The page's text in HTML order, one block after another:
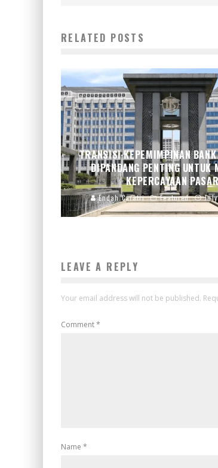
RELATED POSTS
TRANSISI KEPEMIMPINAN
DIPANDANG PENTING UNTUK
KEPERCAYAAN
Endah Caratri Featured
LEAVE A REPLY
Your email address will not be published.
Comment*
Name *